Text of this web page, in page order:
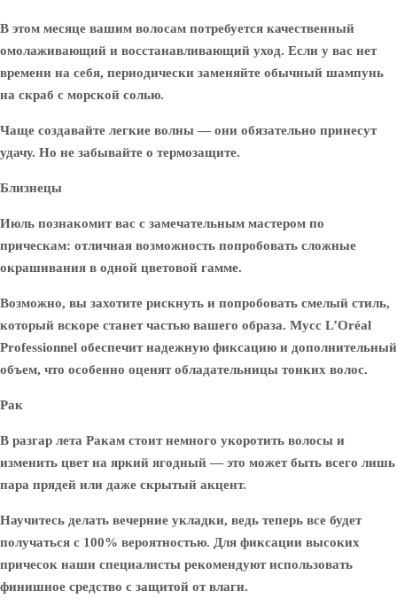
В этом месяце вашим волосам потребуется качественный
омолаживающий и восстанавливающий уход. Если у вас нет
времени на себя, периодически заменяйте обычный шампунь
на скраб с морской солью.
Чаще создавайте легкие волны — они обязательно принесут
удачу. Но не забывайте о термозащите.
Близнецы
Июль познакомит вас с замечательным мастером по
прическам: отличная возможность попробовать сложные
окрашивания в одной цветовой гамме.
Возможно, вы захотите рискнуть и попробовать смелый стиль,
который вскоре станет частью вашего образа. Мусс L’Oréal
Professionnel обеспечит надежную фиксацию и дополнительный
объем, что особенно оценят обладательницы тонких волос.
Рак
В разгар лета Ракам стоит немного укоротить волосы и
изменить цвет на яркий ягодный — это может быть всего лишь
пара прядей или даже скрытый акцент.
Научитесь делать вечерние укладки, ведь теперь все будет
получаться с 100% вероятностью. Для фиксации высоких
причесок наши специалисты рекомендуют использовать
финишное средство с защитой от влаги.